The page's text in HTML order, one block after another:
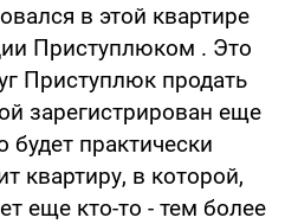
в этой квартире
Приступлюком . Это
Приступлюк продать
зарегистрирован еще
будет практически
квартиру, в которой,
еще кто-то - тем более